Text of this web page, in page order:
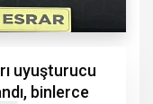
uyuşturucu
binlerce